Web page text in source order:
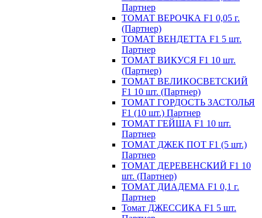
Партнер
ТОМАТ ВЕРОЧКА F1 0,05 г.
(Партнер)
ТОМАТ ВЕНДЕТТА F1 5 шт.
Партнер
ТОМАТ ВИКУСЯ F1 10 шт.
(Партнер)
ТОМАТ ВЕЛИКОСВЕТСКИЙ
F1 10 шт. (Партнер)
ТОМАТ ГОРДОСТЬ ЗАСТОЛЬЯ
F1 (10 шт.) Партнер
ТОМАТ ГЕЙША F1 10 шт.
Партнер
ТОМАТ ДЖЕК ПОТ F1 (5 шт.)
Партнер
ТОМАТ ДЕРЕВЕНСКИЙ F1 10
шт. (Партнер)
ТОМАТ ДИАДЕМА F1 0,1 г.
Партнер
Томат ДЖЕССИКА F1 5 шт.